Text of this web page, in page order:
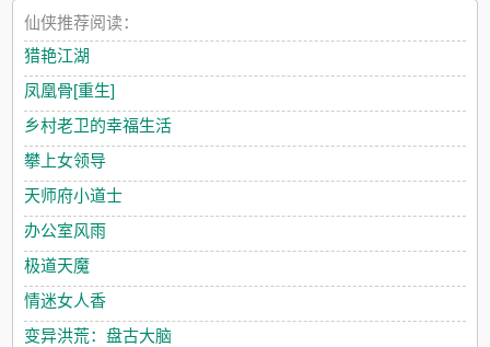
仙侠推荐阅读：
猎艳江湖
凤凰骨[重生]
乡村老卫的幸福生活
攀上女领导
天师府小道士
办公室风雨
极道天魔
情迷女人香
变异洪荒：盘古大脑